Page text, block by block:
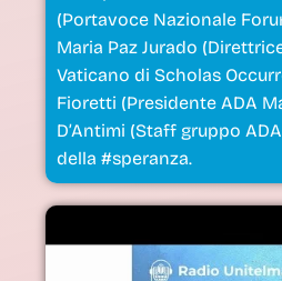
(Portavoce Nazionale
Maria Paz Jurado
Vaticano di Scholas
Fioretti (Presidente ADA
D’Antimi (Staff gruppo
della #speranza.